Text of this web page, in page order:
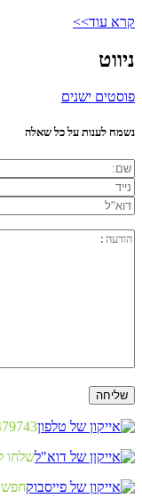
קרא עוד>>
ניווט
פוסטים ישנים
נשמח לענות על כל שאלה
שלחו